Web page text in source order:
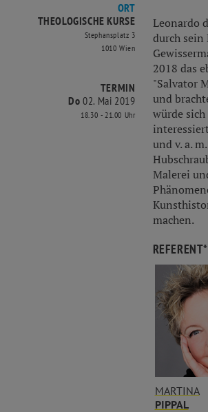
ORT
THEOLOGISCHE KURSE
Stephansplatz 3
1010 Wien
TERMIN
Do 02. Mai 2019
18.30 - 21.00 Uhr
Leonardo
durch
2018 das
"Salvator
und
würde
und v. a.
Malerei
machen.
MARTINA
PIPPAL